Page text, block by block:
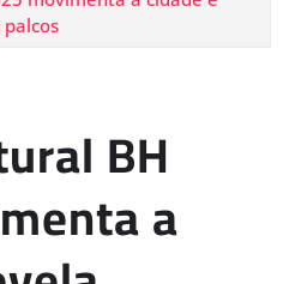
BH
a